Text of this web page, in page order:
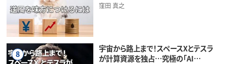
窪田 真之
8
宇宙から路上まで！スペースXとテスラ
が計算資源を独占…究極の「AI…